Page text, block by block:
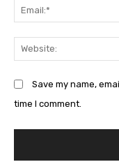
Save my name,
time I comment.